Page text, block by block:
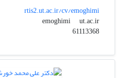
rtis2.ut.ac.ir/cv/emoghimi
emoghimi
ut.ac.ir
61113368